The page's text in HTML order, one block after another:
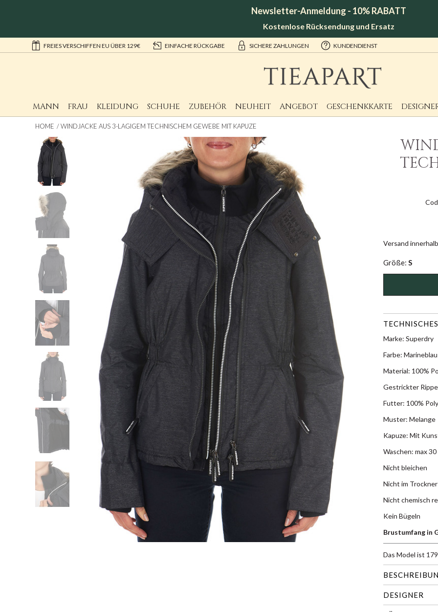
Newsletter-Anmeldung - 10% RABATT
Kostenlose Rücksendung und Ersatz
FREIES VERSCHIFFEN EU ÜBER 129€ EINFACHE RÜCKGABE SICHERE ZAHLUNGEN KUNDENDIENST
MANN FRAU KLEIDUNG SCHUHE ZUBEHÖR NEUHEIT ANGEBOT GESCHENKKARTE
HOME WINDJACKE AUS 3-LAGIGEM TECHNISCHEM GEWEBE MIT KAPUZE
Versand
Größe: S
Marke: Superdry
Farbe: Marineblau
Material: 100%
Gestrickter
Futter: 100%
Muster: Melange
Kapuze: Mit
Waschen: max
Nicht bleichen
Nicht im
Nicht chemisch
Kein Bügeln
Brustumfang in
Das Model ist
DESIGNER